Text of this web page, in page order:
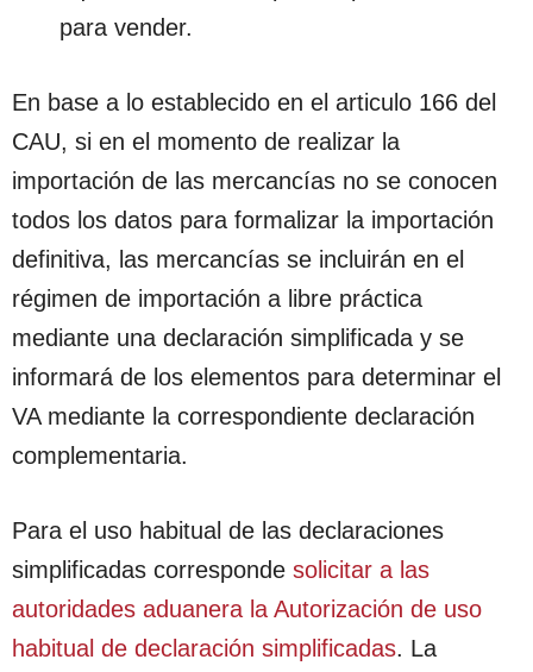
para vender.
En base a lo establecido en el articulo 166 del
CAU, si en el momento de realizar la
importación de las mercancías no se conocen
todos los datos para formalizar la importación
definitiva, las mercancías se incluirán en el
régimen de importación a libre práctica
mediante una declaración simplificada y se
informará de los elementos para determinar el
VA mediante la correspondiente declaración
complementaria.
Para el uso habitual de las declaraciones
simplificadas corresponde solicitar a las
autoridades aduanera la Autorización de uso
habitual de declaración simplificadas. La